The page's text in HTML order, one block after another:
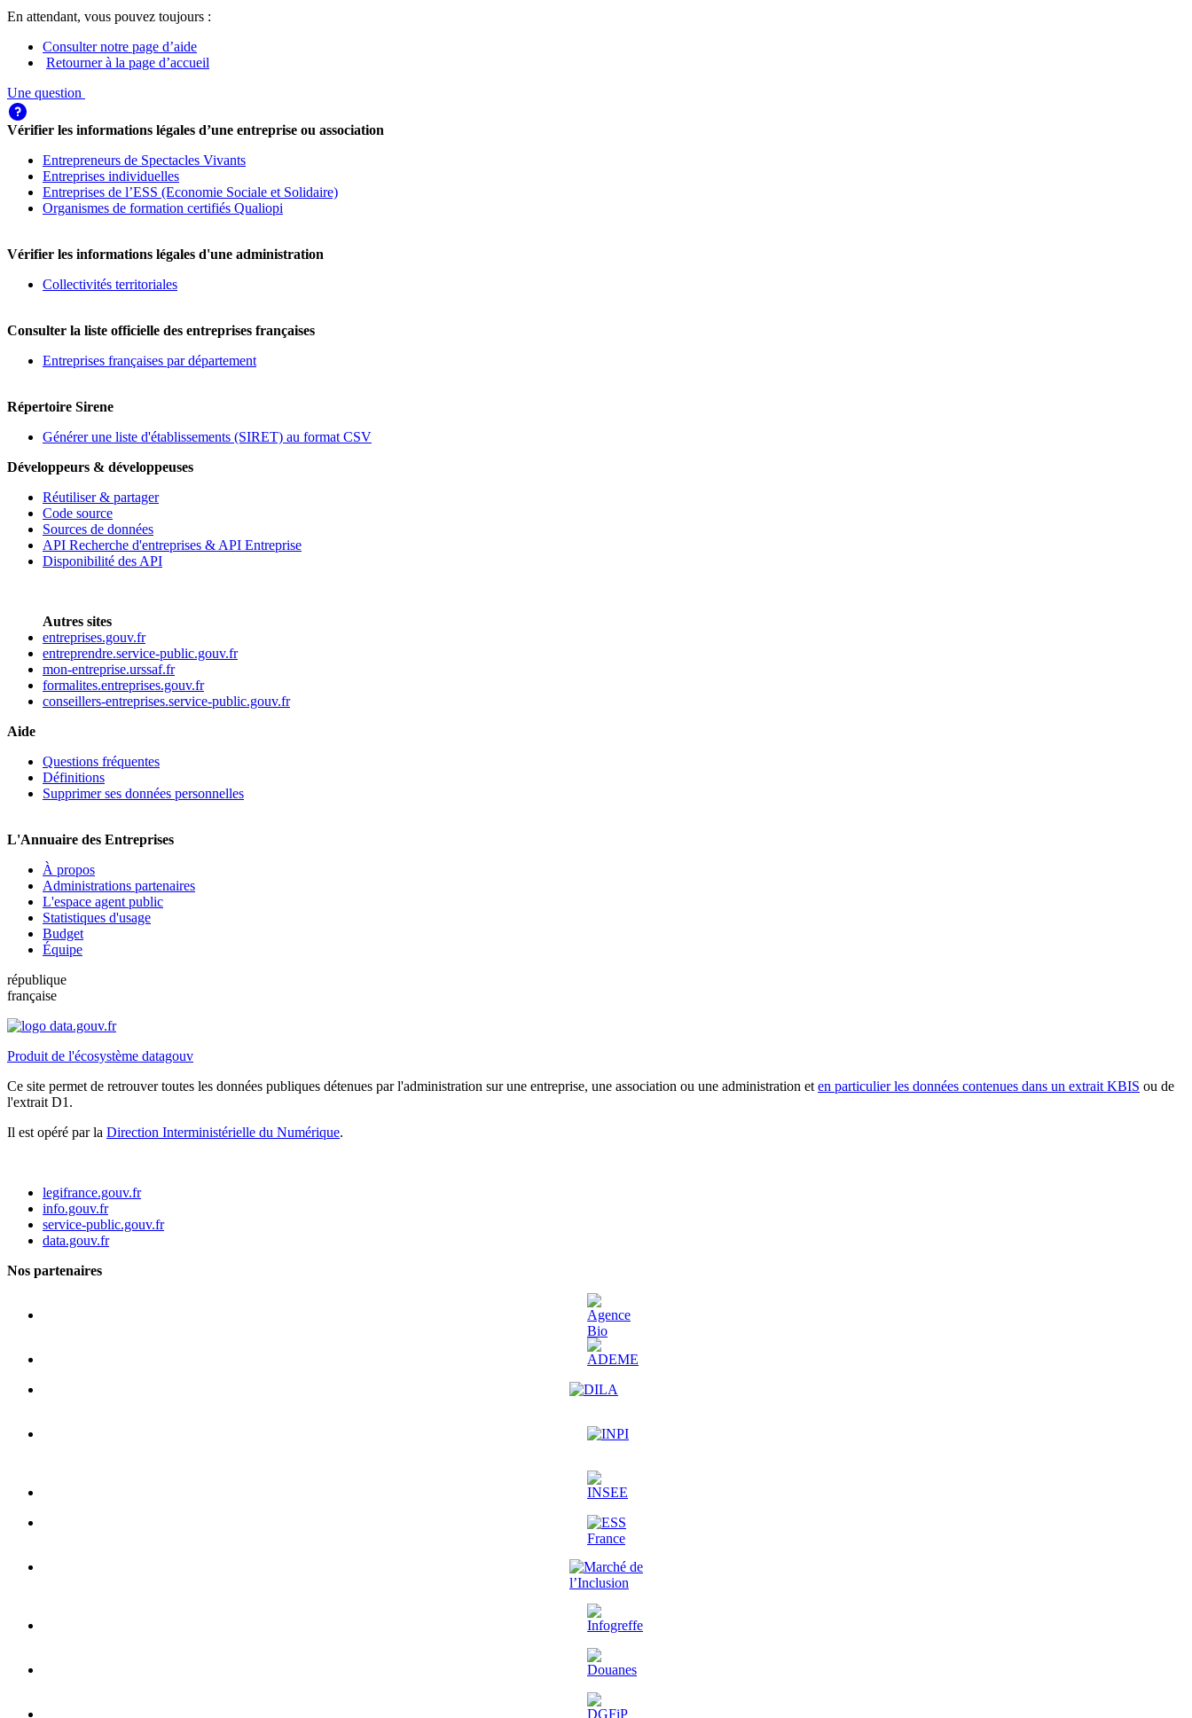
En attendant, vous pouvez toujours :
Consulter notre page d’aide
Retourner à la page d’accueil
Une question
Vérifier les informations légales d’une entreprise ou association
Entrepreneurs de Spectacles Vivants
Entreprises individuelles
Entreprises de l’ESS (Economie Sociale et Solidaire)
Organismes de formation certifiés Qualiopi
Vérifier les informations légales d'une administration
Collectivités territoriales
Consulter la liste officielle des entreprises françaises
Entreprises françaises par département
Répertoire Sirene
Générer une liste d'établissements (SIRET) au format CSV
Développeurs & développeuses
Réutiliser & partager
Code source
Sources de données
API Recherche d'entreprises & API Entreprise
Disponibilité des API
Autres sites
entreprises.gouv.fr
entreprendre.service-public.gouv.fr
mon-entreprise.urssaf.fr
formalites.entreprises.gouv.fr
conseillers-entreprises.service-public.gouv.fr
Aide
Questions fréquentes
Définitions
Supprimer ses données personnelles
L'Annuaire des Entreprises
À propos
Administrations partenaires
L'espace agent public
Statistiques d'usage
Budget
Équipe
république
française
Produit de l'écosystème datagouv
Ce site permet de retrouver toutes les données publiques détenues par l'administration sur une entreprise, une association ou une administration et en particulier les données contenues dans un extrait KBIS ou de
l'extrait D1.
Il est opéré par la Direction Interministérielle du Numérique.
legifrance.gouv.fr
info.gouv.fr
service-public.gouv.fr
data.gouv.fr
Nos partenaires